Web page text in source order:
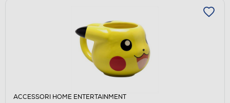
ACCESSORI HOME ENTERTAINMENT